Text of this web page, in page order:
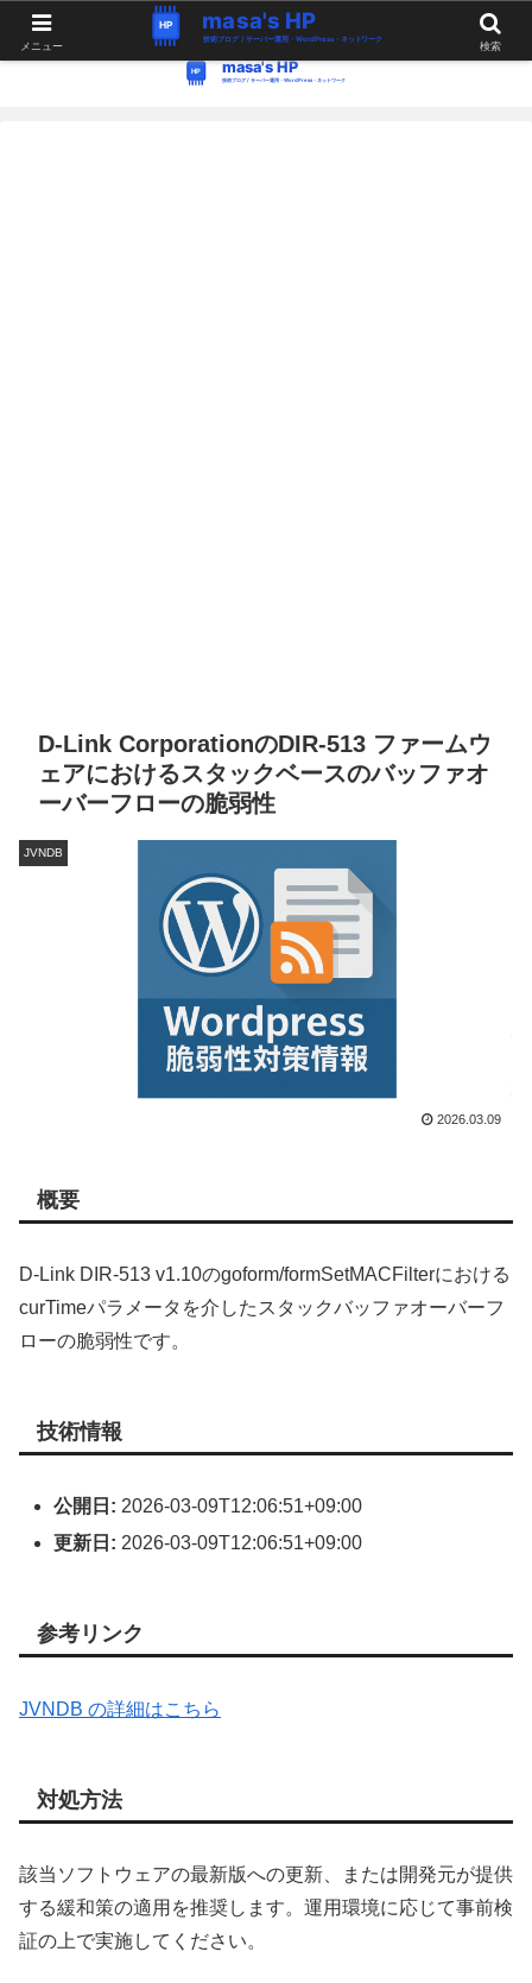
WordPress・Linux関連の情報。つぶやき。
D-Link CorporationのDIR-513 ファームウ
ェアにおけるスタックベースのバッファオ
ーバーフローの脆弱性
JVNDB
2026.03.09
概要
D-Link DIR-513 v1.10のgoform/formSetMACFilterにおける
curTimeパラメータを介したスタックバッファオーバーフ
ローの脆弱性です。
技術情報
公開日: 2026-03-09T12:06:51+09:00
更新日: 2026-03-09T12:06:51+09:00
参考リンク
JVNDB の詳細はこちら
対処方法
該当ソフトウェアの最新版への更新、または開発元が提供
する緩和策の適用を推奨します。運用環境に応じて事前検
証の上で実施してください。
メニュー 検索